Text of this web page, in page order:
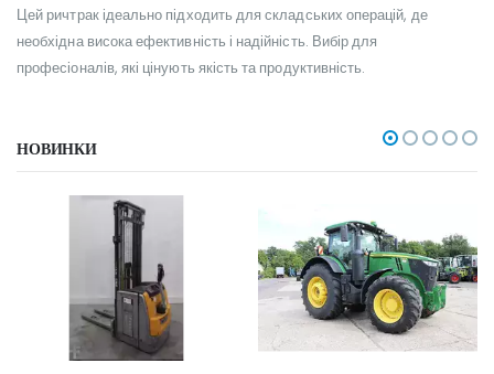
Цей ричтрак ідеально підходить для складських операцій, де
необхідна висока ефективність і надійність. Вибір для
професіоналів, які цінують якість та продуктивність.
НОВИНКИ